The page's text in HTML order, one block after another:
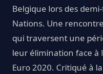
Belgique lors des
Nations. Une
qui traversent une
leur élimination face à
Euro 2020. Critiqué à